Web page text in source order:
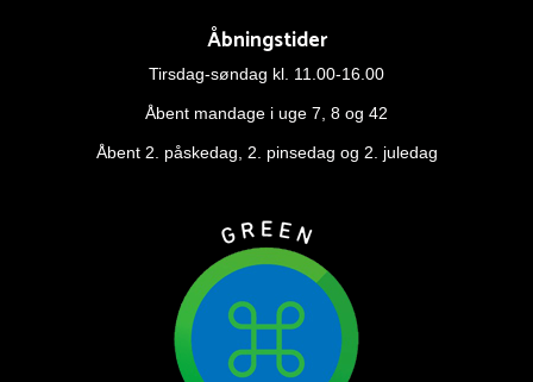
Åbningstider
Tirsdag-søndag kl. 11.00-16.00
Åbent mandage i uge 7, 8 og 42
Åbent 2. påskedag, 2. pinsedag og 2. juledag